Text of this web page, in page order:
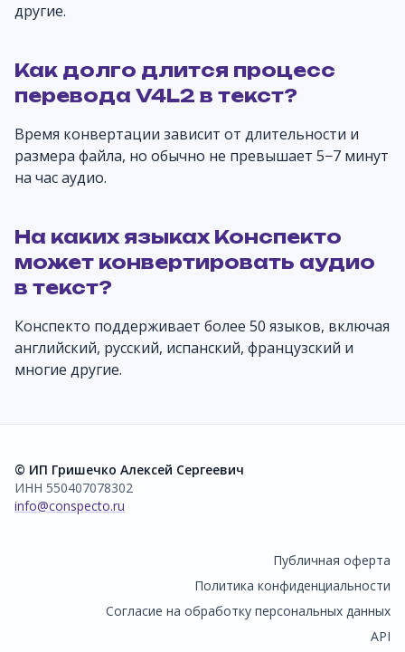
другие.
Как долго длится процесс
перевода V4L2 в текст?
Время конвертации зависит от длительности и
размера файла, но обычно не превышает 5−7 минут
на час аудио.
На каких языках Конспекто
может конвертировать аудио
в текст?
Конспекто поддерживает более 50 языков, включая
английский, русский, испанский, французский и
многие другие.
© ИП Гришечко Алексей Сергеевич
ИНН 550407078302
info@conspecto.ru
Публичная оферта
Политика конфиденциальности
Согласие на обработку персональных данных
API